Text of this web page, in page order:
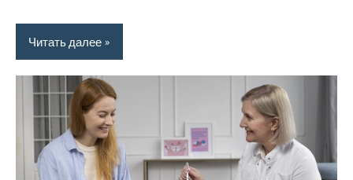
Читать далее